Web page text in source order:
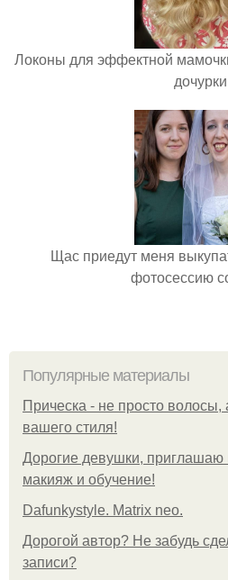
Локоны для эффектной
Щас приедут меня
фотосессию
Популярные материалы
Прическа - не просто
вашего стиля!
Дорогие девушки, приглашаю
макияж и обучение!
Dafunkystyle. Matrix neo.
Дорогой автор? Не забудь
записи?